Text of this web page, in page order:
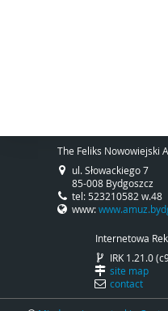
The Feliks Nowowiejski
ul. Słowackiego 7
85-008 Bydgoszcz
tel: 523210582 w.48
www:
Internetowa
IRK 1.21.0
site map
contact